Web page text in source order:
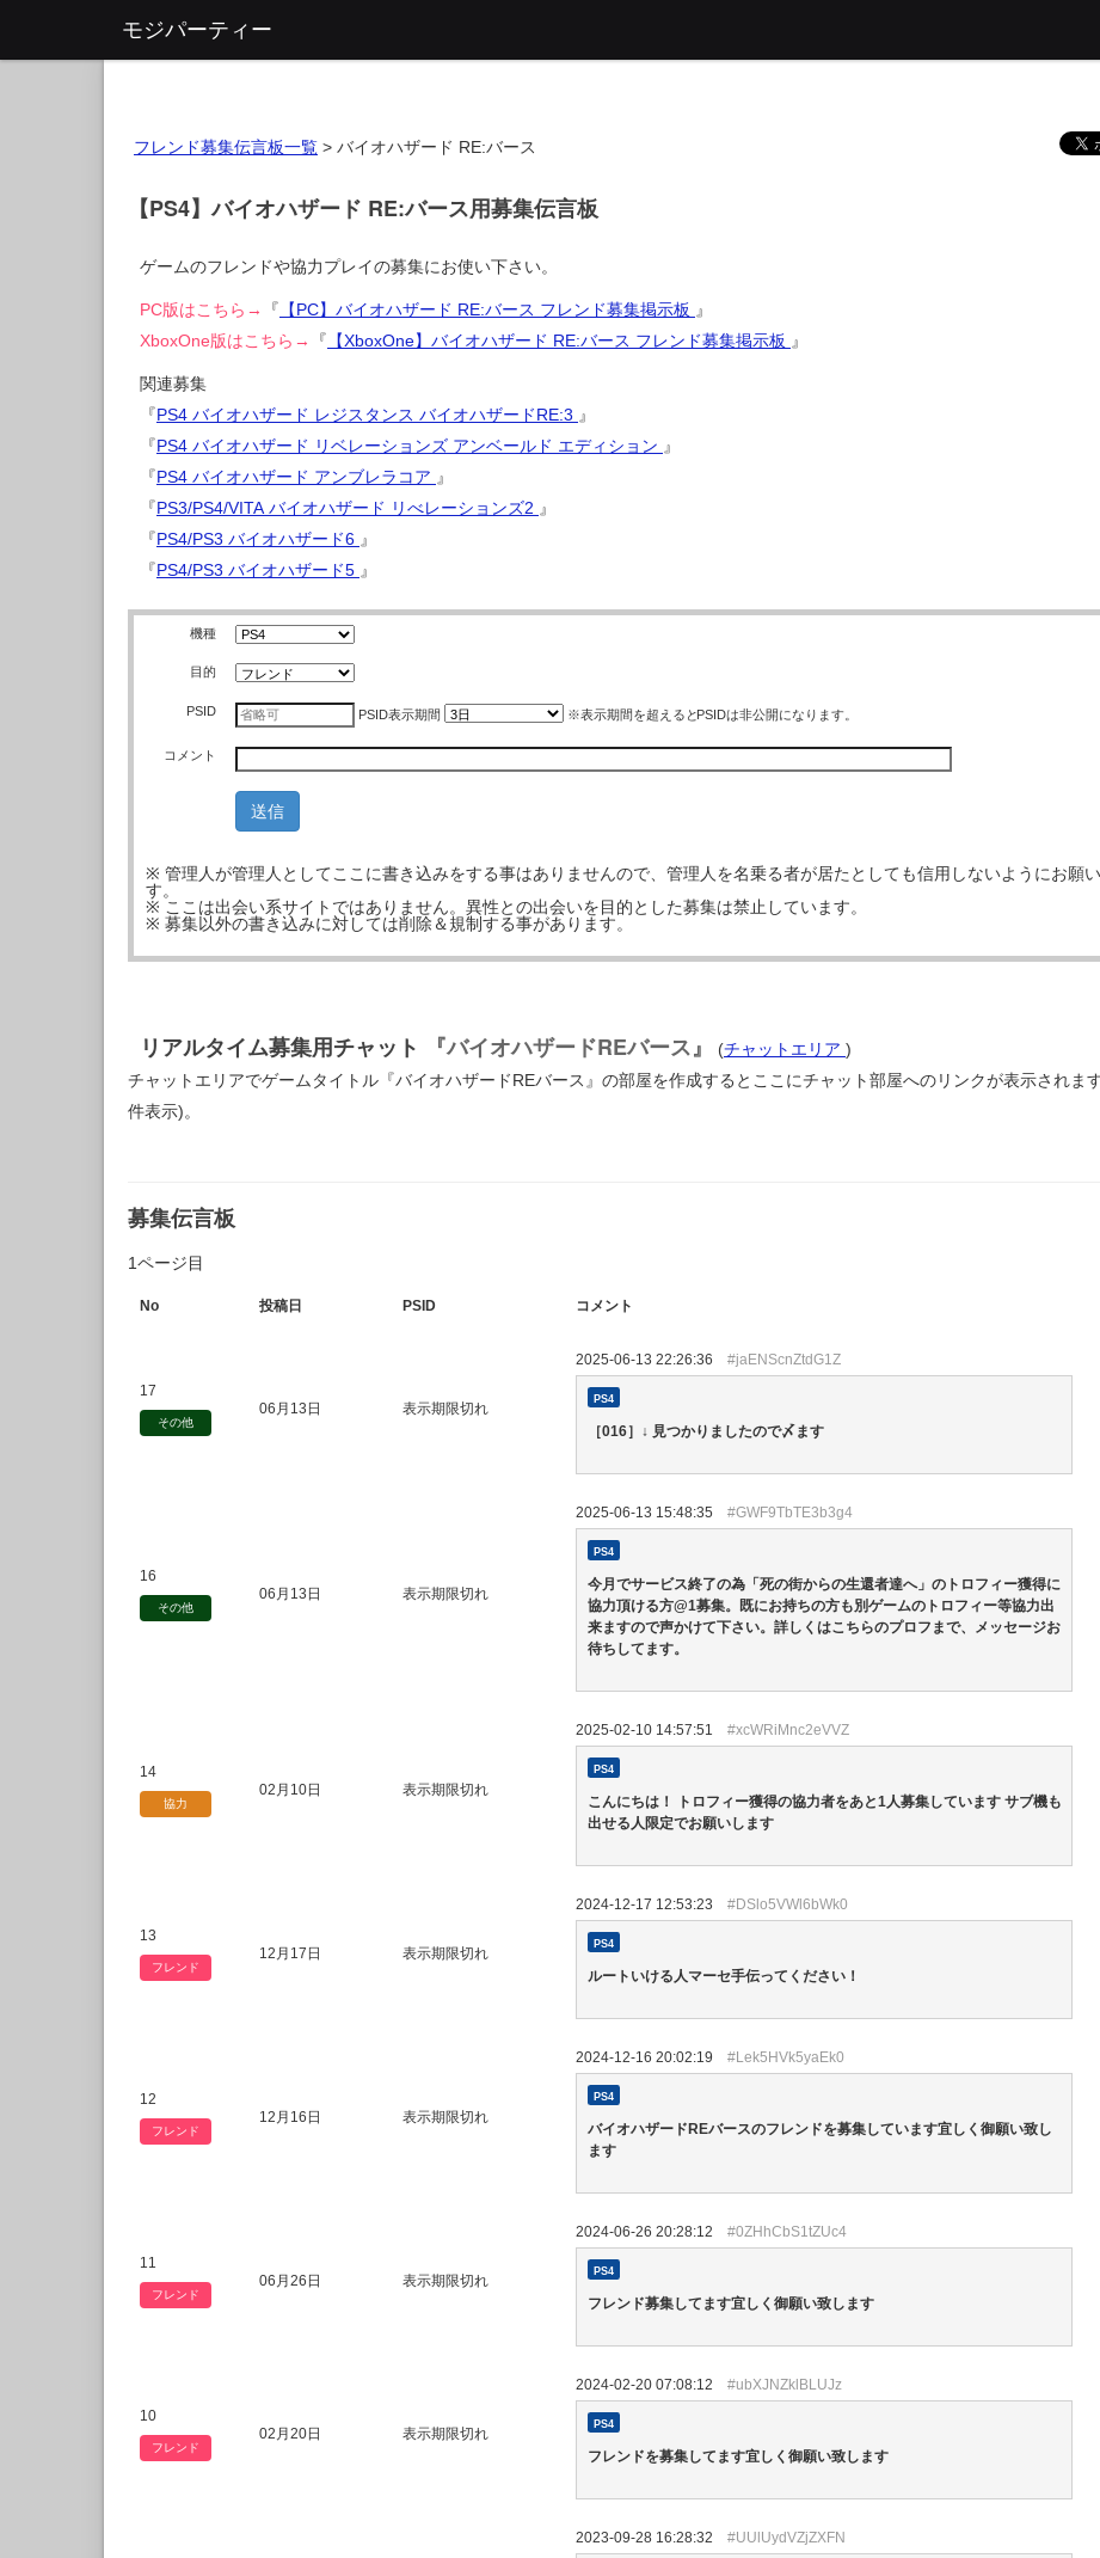
モジパーティー
フレンド募集伝言板一覧 > バイオハザード RE:バース
【PS4】バイオハザード RE:バース用募集伝言板
ゲームのフレンドや協力プレイの募集にお使い下さい。
PC版はこちら→ 『 【PC】バイオハザード RE:バース フレンド募集掲示板 』
XboxOne版はこちら→
『 【XboxOne】バイオハザード RE:バース フレンド募集掲示板 』
関連募集
『PS4 バイオハザード レジスタンス バイオハザードRE:3 』
『PS4 バイオハザード リベレーションズ アンベールド エディション 』
『PS4 バイオハザード アンブレラコア 』
『PS3/PS4/VITA バイオハザード リべレーションズ2 』
『PS4/PS3 バイオハザード6 』
『PS4/PS3 バイオハザード5 』
機種
目的
PSID PSID表示期間 ※表示期間を超えるとPSIDは非公開になります。
コメント
※ 管理人が管理人としてここに書き込みをする事はありませんので、管理人を名乗る者が居たとしても信用しないようにお願
す。
※ ここは出会い系サイトではありません。異性との出会いを目的とした募集は禁止しています。
※ 募集以外の書き込みに対しては削除＆規制する事があります。
リアルタイム募集用チャット 『バイオハザードREバース』 (チャットエリア )
チャットエリアでゲームタイトル『バイオハザードREバース』の部屋を作成するとここにチャット部屋へのリンクが表示されま
件表示)。
募集伝言板
1ページ目
No 投稿日 PSID コメント
17
その他
06月13日 表示期限切れ
2025-06-13 22:26:36 #jaENScnZtdG1Z
PS4
［016］↓ 見つかりましたので〆ます
16
その他
06月13日 表示期限切れ
2025-06-13 15:48:35 #GWF9TbTE3b3g4
PS4
今月でサービス終了の為「死の街からの生還者達へ」のトロフィー獲得に
協力頂ける方@1募集。既にお持ちの方も別ゲームのトロフィー等協力出
来ますので声かけて下さい。詳しくはこちらのプロフまで、メッセージお
待ちしてます。
14
協力
02月10日 表示期限切れ
2025-02-10 14:57:51 #xcWRiMnc2eVVZ
PS4
こんにちは！ トロフィー獲得の協力者をあと1人募集しています サブ機も
出せる人限定でお願いします
13
フレンド
12月17日 表示期限切れ
2024-12-17 12:53:23 #DSlo5VWl6bWk0
PS4
ルートいける人マーセ手伝ってください！
12
フレンド
12月16日 表示期限切れ
2024-12-16 20:02:19 #Lek5HVk5yaEk0
PS4
バイオハザードREバースのフレンドを募集しています宜しく御願い致し
ます
11
フレンド
06月26日 表示期限切れ
2024-06-26 20:28:12 #0ZHhCbS1tZUc4
PS4
フレンド募集してます宜しく御願い致します
10
フレンド
02月20日 表示期限切れ
2024-02-20 07:08:12 #ubXJNZklBLUJz
PS4
フレンドを募集してます宜しく御願い致します
2023-09-28 16:28:32 #UUlUydVZjZXFN